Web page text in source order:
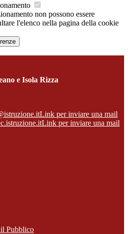
non possono essere
l'elenco nella pagina della cookie
e Isola Rizza
Link per inviare una mail
Link per inviare una mail
Pubblico